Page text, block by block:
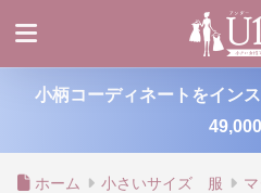
小柄コーディネートをイン
ホーム 小さいサイズ 服